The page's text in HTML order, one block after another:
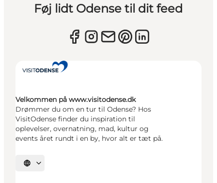
Føj lidt Odense til dit feed
Velkommen på www.visitodense.dk
Drømmer du om en tur til Odense? Hos
VisitOdense finder du inspiration til
oplevelser, overnatning, mad, kultur og
events året rundt i en by, hvor alt er tæt på.
Vælg sprog